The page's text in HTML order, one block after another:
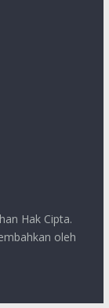
Hak Cipta.
oleh